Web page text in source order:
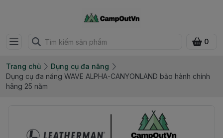
0
Trang chủ
Dụng cụ đa năng
Dụng cụ đa năng WAVE ALPHA-CANYONLAND bảo hành chính
hãng 25 năm